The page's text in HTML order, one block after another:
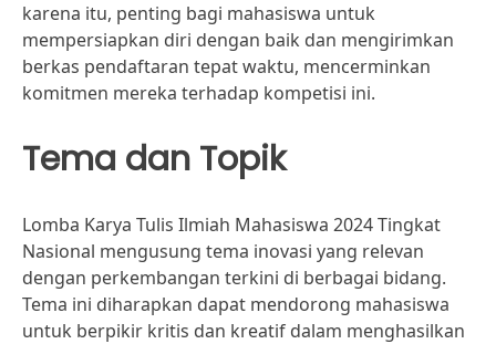
karena itu, penting bagi mahasiswa untuk
mempersiapkan diri dengan baik dan mengirimkan
berkas pendaftaran tepat waktu, mencerminkan
komitmen mereka terhadap kompetisi ini.
Tema dan Topik
Lomba Karya Tulis Ilmiah Mahasiswa 2024 Tingkat
Nasional mengusung tema inovasi yang relevan
dengan perkembangan terkini di berbagai bidang.
Tema ini diharapkan dapat mendorong mahasiswa
untuk berpikir kritis dan kreatif dalam menghasilkan